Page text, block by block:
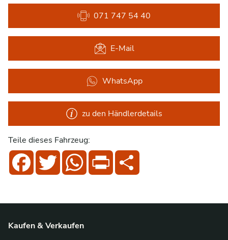
071 747 54 40
E-Mail
WhatsApp
zu den Händlerdetails
Teile dieses Fahrzeug:
FacebookTwitterWhatsAppPrint
Kaufen & Verkaufen